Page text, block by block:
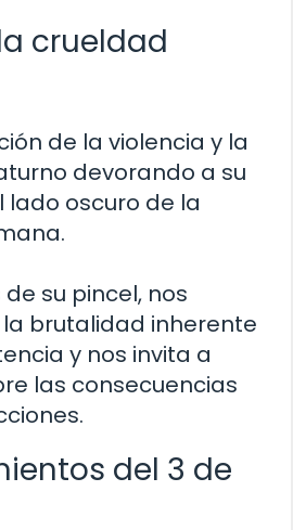
crueldad
de la violencia y la
devorando a su
lado oscuro de la
su pincel, nos
brutalidad inherente
y nos invita a
las consecuencias
del 3 de